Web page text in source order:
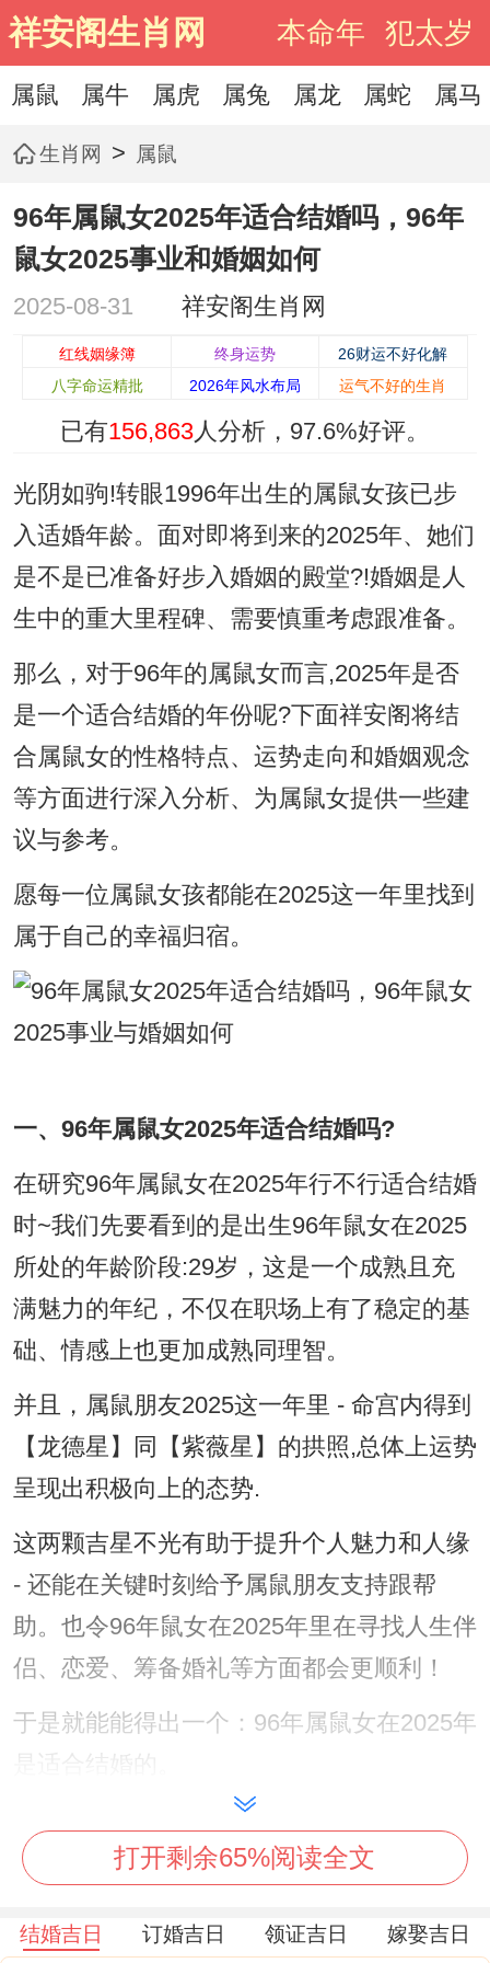
祥安阁生肖网 本命年 犯太岁
属鼠 属牛 属虎 属兔 属龙 属蛇 属马
生肖网 > 属鼠
96年属鼠女2025年适合结婚吗，96年
鼠女2025事业和婚姻如何
2025-08-31 祥安阁生肖网
红线姻缘簿 终身运势
26财运不好化解
八字命运精批
2026年风水布局 运气不好的生肖
已有156,863人分析， 97.6%好评。
光阴如驹!转眼1996年出生的属鼠女孩已步
入适婚年龄。面对即将到来的2025年、她们
是不是已准备好步入婚姻的殿堂?!婚姻是人
生中的重大里程碑、需要慎重考虑跟准备。
那么，对于96年的属鼠女而言,2025年是否
是一个适合结婚的年份呢?下面祥安阁将结
合属鼠女的性格特点、运势走向和婚姻观念
等方面进行深入分析、为属鼠女提供一些建
议与参考。
愿每一位属鼠女孩都能在2025这一年里找到
属于自己的幸福归宿。
一、96年属鼠女2025年适合结婚吗?
在研究96年属鼠女在2025年行不行适合结婚
时~我们先要看到的是出生96年鼠女在2025
所处的年龄阶段:29岁，这是一个成熟且充
满魅力的年纪，不仅在职场上有了稳定的基
础、情感上也更加成熟同理智。
并且，属鼠朋友2025这一年里 - 命宫内得到
【龙德星】同【紫薇星】的拱照,总体上运势
呈现出积极向上的态势.
这两颗吉星不光有助于提升个人魅力和人缘
- 还能在关键时刻给予属鼠朋友支持跟帮
助。也令96年鼠女在2025年里在寻找人生伴
侣、恋爱、筹备婚礼等方面都会更顺利！
于是就能能得出一个：96年属鼠女在2025年
不但…还得到了了足够的生活经验和情感智
慧去经营一段稳定的婚姻关系、在一起也得
满。
打开剩余65%阅读全文
结婚吉日 订婚吉日 领证吉日 嫁娶吉日